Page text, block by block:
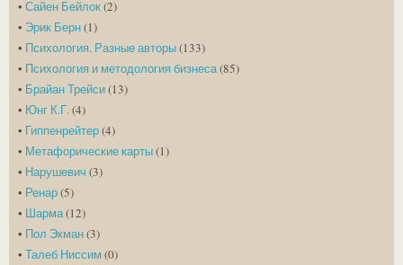
• Сайен Бейлок(2)
• Эрик Берн(1)
• Психология. Разные авторы(133)
• Психология и методология бизнеса(85)
• Брайан Трейси(13)
• Юнг К.Г. (4)
• Гиппенрейтер(4)
• Метафорические карты(1)
• Нарушевич (3)
• Ренар(5)
• Шарма(12)
• Пол Экман(3)
• Талеб Ниссим (0)